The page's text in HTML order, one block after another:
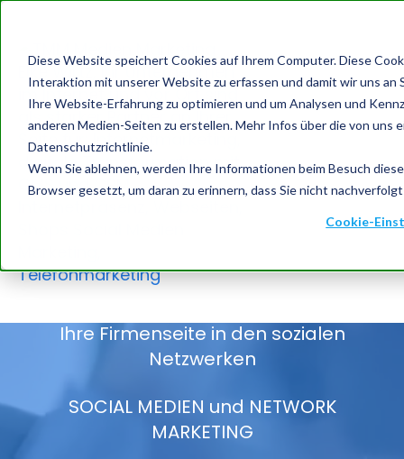
Diese Website speichert Cookies auf Ihrem Computer. Diese
Interaktion mit unserer Website zu erfassen und damit wir uns
Ihre Website-Erfahrung zu optimieren und um Analysen und
anderen Medien-Seiten zu erstellen. Mehr Infos über die von uns
Datenschutzrichtlinie.
Wenn Sie ablehnen, werden Ihre Informationen beim Besuch
Browser gesetzt, um daran zu erinnern, dass Sie nicht
Cookie-
Unternehmensberatung Elke Wirtz
TMM digitale Transformation
TMM Home/Leistungen
TMM MEDIEN
ELKE WIRTZ
Ihre Firmenseite in den sozialen
Netzwerken
SOCIAL MEDIEN und NETWORK
MARKETING